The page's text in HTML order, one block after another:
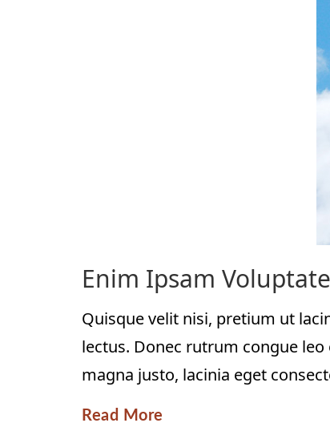
Enim Ipsam
Quisque velit nisi, pretium ut
lectus. Donec rutrum congue
magna justo, lacinia eget
Read More